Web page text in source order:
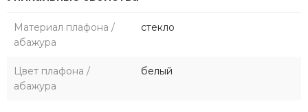
Материал плафона /
абажура
стекло
Цвет плафона /
абажура
белый